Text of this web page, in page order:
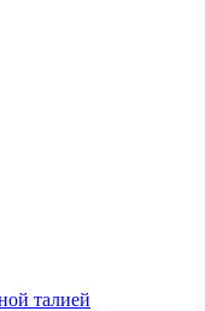
талией